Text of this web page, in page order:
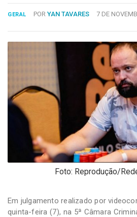
CONOSCO
2024
Desenvolvido
Sistemas
GERAL POR YAN TAVARES 7 DE
Foto: Reprodução/
Em julgamento realizado por
quinta-feira (7), na 5ª Câmara